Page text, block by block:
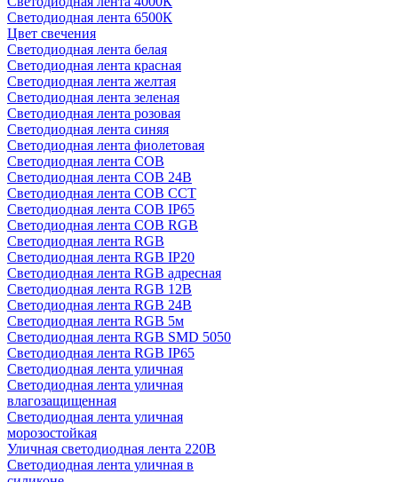
Светодиодная лента 6500К
Цвет свечения
Светодиодная лента белая
Светодиодная лента красная
Светодиодная лента желтая
Светодиодная лента зеленая
Светодиодная лента розовая
Светодиодная лента синяя
Светодиодная лента фиолетовая
Светодиодная лента COB
Светодиодная лента COB 24В
Светодиодная лента COB CCT
Светодиодная лента COB IP65
Светодиодная лента COB RGB
Светодиодная лента RGB
Светодиодная лента RGB IP20
Светодиодная лента RGB адресная
Светодиодная лента RGB 12В
Светодиодная лента RGB 24В
Светодиодная лента RGB 5м
Светодиодная лента RGB SMD 5050
Светодиодная лента RGB IP65
Светодиодная лента уличная
Светодиодная лента уличная
влагозащищенная
Светодиодная лента уличная
морозостойкая
Уличная светодиодная лента 220В
Светодиодная лента уличная в